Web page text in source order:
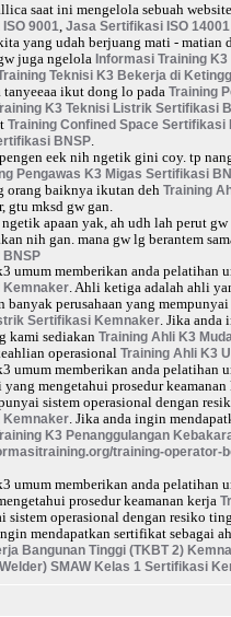
saat ini mengelola sebuah
9001 Jasa Sertifikasi ISO 14001
yang udah berjuang mati - matian
juga ngelola Informasi Training K3
Teknisi K3 Bekerja di
tanyeeaa ikut dong lo pada Training
K3 Teknisi Listrik Sertifikasi
Training Confined Space Sertifikasi
BNSP
eek nih ngetik gini coy. tp
Pengawas K3 Migas Sertifikasi
orang baiknya ikutan deh Training
gtu mksd gw gan.
apaan yak, ah udh lah perut
nih gan. mana gw lg berantem
umum memberikan anda pelatihan
. Ahli ketiga adalah ahli
banyak perusahaan yang
Sertifikasi Kemnaker . Jika
kami sediakan Training Ahli K3
operasional Training Ahli K3
umum memberikan anda pelatihan
yang mengetahui prosedur
sistem operasional dengan
. Jika anda ingin
K3 Penanggulangan
training-operator-
umum memberikan anda pelatihan
prosedur keamanan kerja
sistem operasional dengan resiko
mendapatkan sertifikat sebagai
Bangunan Tinggi (TKBT 2)
SMAW Kelas 1 Sertifikasi